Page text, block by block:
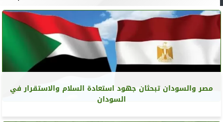
مصر والسودان تبحثان جهود استعادة السلام والاستقرار في
السودان